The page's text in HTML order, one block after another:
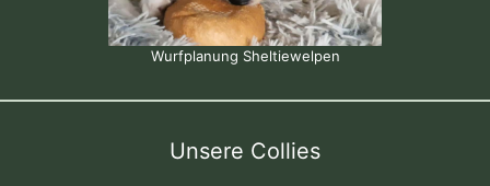
Wurfplanung Sheltiewelpen
Unsere Collies